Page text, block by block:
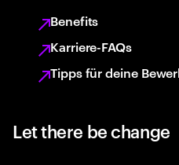
Benefits
Karriere-FAQs
Tipps für deine
Let there be change